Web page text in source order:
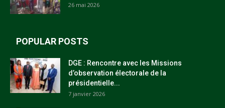
26 mai 2026
POPULAR POSTS
DGE : Rencontre avec les Missions
d’observation électorale de la
présidentielle...
7 janvier 2026